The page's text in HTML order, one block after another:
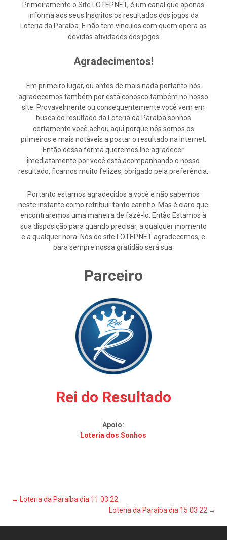
Primeiramente o Site LOTEP.NET, é um canal que apenas
informa aos seus Inscritos os resultados dos jogos da
Loteria da Paraíba. E não tem vínculos com quem opera as
devidas atividades dos jogos
Agradecimentos!
Em primeiro lugar, ou antes de mais nada portanto nós
agradecemos também por está conosco também no nosso
site. Provavelmente ou consequentemente você vem em
busca do resultado da Loteria da Paraíba sonhos
certamente você achou aqui porque nós somos os
primeiros e mais notáveis a postar o resultado na internet.
Então dessa forma queremos lhe agradecer
imediatamente por você está acompanhando o nosso
resultado, ficamos muito felizes, obrigado pela preferência.
Portanto estamos agradecidos a você e não sabemos
neste instante como retribuir tanto carinho. Mas é claro que
encontraremos uma maneira de fazê-lo. Então Estamos à
sua disposição para quando precisar, a qualquer momento
e a qualquer hora. Nós do site LOTEP.NET agradecemos, e
para sempre nossa gratidão será sua.
Parceiro
Rei do Resultado
Apoio:
Loteria dos Sonhos
Post
←
Loteria da Paraíba dia 11 03 22
Loteria da Paraíba dia 15 03 22 →